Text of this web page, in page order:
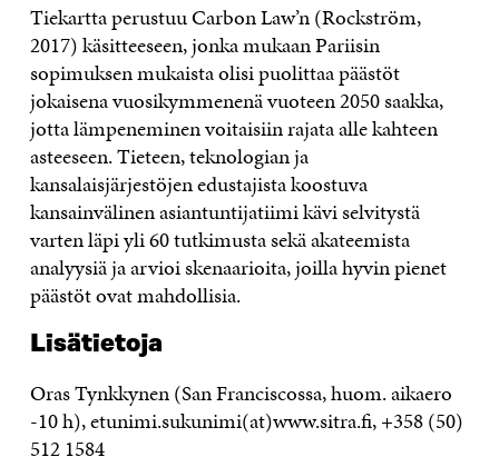
Tiekartta perustuu Carbon Law’n (Rockström,
2017) käsitteeseen, jonka mukaan Pariisin
sopimuksen mukaista olisi puolittaa päästöt
jokaisena vuosikymmenenä vuoteen 2050 saakka,
jotta lämpeneminen voitaisiin rajata alle kahteen
asteeseen. Tieteen, teknologian ja
kansalaisjärjestöjen edustajista koostuva
kansainvälinen asiantuntijatiimi kävi selvitystä
varten läpi yli 60 tutkimusta sekä akateemista
analyysiä ja arvioi skenaarioita, joilla hyvin pienet
päästöt ovat mahdollisia.
Lisätietoja
Oras Tynkkynen (San Franciscossa, huom. aikaero
-10 h), etunimi.sukunimi(at)www.sitra.fi, +358 (50)
512 1584